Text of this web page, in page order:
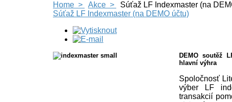
Home >
Akce >
Súťaž LF Indexmaster (na
Súťaž LF Indexmaster (na DEMO účtu)
DEMO soutěž
hlavní výhra
Spoločnosť
výber LF
transakcií